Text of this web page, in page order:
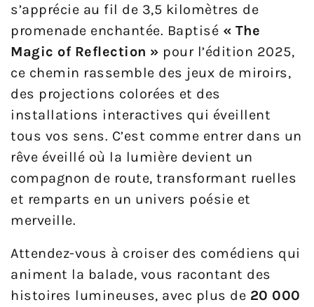
s’apprécie au fil de 3,5 kilomètres de
promenade enchantée. Baptisé « The
Magic of Reflection » pour l’édition 2025,
ce chemin rassemble des jeux de miroirs,
des projections colorées et des
installations interactives qui éveillent
tous vos sens. C’est comme entrer dans un
rêve éveillé où la lumière devient un
compagnon de route, transformant ruelles
et remparts en un univers poésie et
merveille.
Attendez-vous à croiser des comédiens qui
animent la balade, vous racontant des
histoires lumineuses, avec plus de 20 000